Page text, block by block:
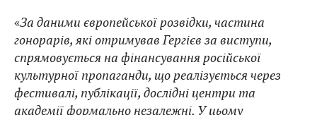
«За даними європейської розвідки, частина
гонорарів, які отримував Гергієв за виступи,
спрямовується на фінансування російської
культурної пропаганди, що реалізується через
фестивалі, публікації, дослідні центри та
академії формально незалежні. У цьому